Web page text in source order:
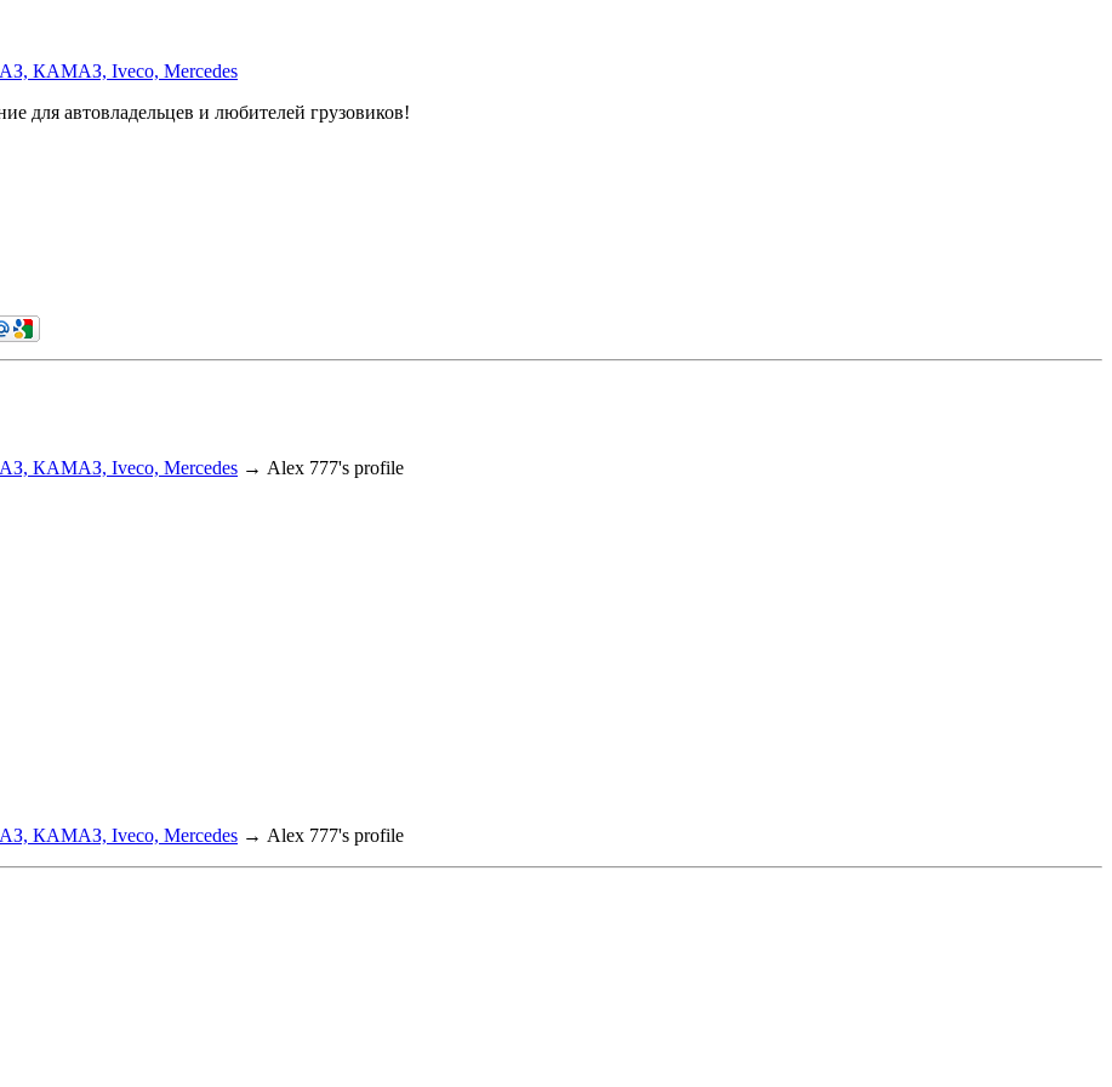
КАМАЗ, Iveco, Mercedes
для автовладельцев и любителей грузовиков!
КАМАЗ, Iveco, Mercedes → Alex 777's profile
КАМАЗ, Iveco, Mercedes → Alex 777's profile